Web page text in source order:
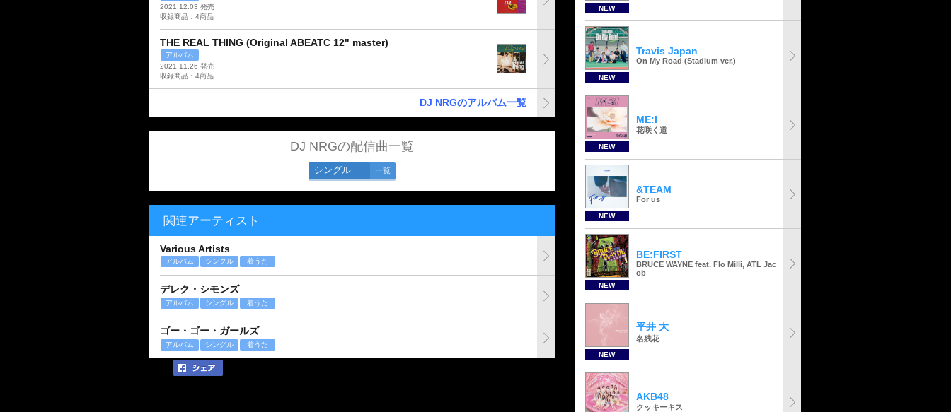
2021.12.03 発売
収録商品：4商品
THE REAL THING (Original ABEATC 12" master)
アルバム
2021.11.26 発売
収録商品：4商品
DJ NRGのアルバム一覧
DJ NRGの配信曲一覧
シングル 一覧
関連アーティスト
Various Artists
アルバム シングル 着うた
デレク・シモンズ
アルバム シングル 着うた
ゴー・ゴー・ガールズ
アルバム シングル 着うた
NEW
NEW
Travis Japan
On My Road (Stadium ver.)
NEW
ME:I
花咲く道
NEW
&TEAM
For us
NEW
BE:FIRST
BRUCE WAYNE feat. Flo Milli, ATL Jac
ob
NEW
平井 大
名残花
AKB48
クッキーキス